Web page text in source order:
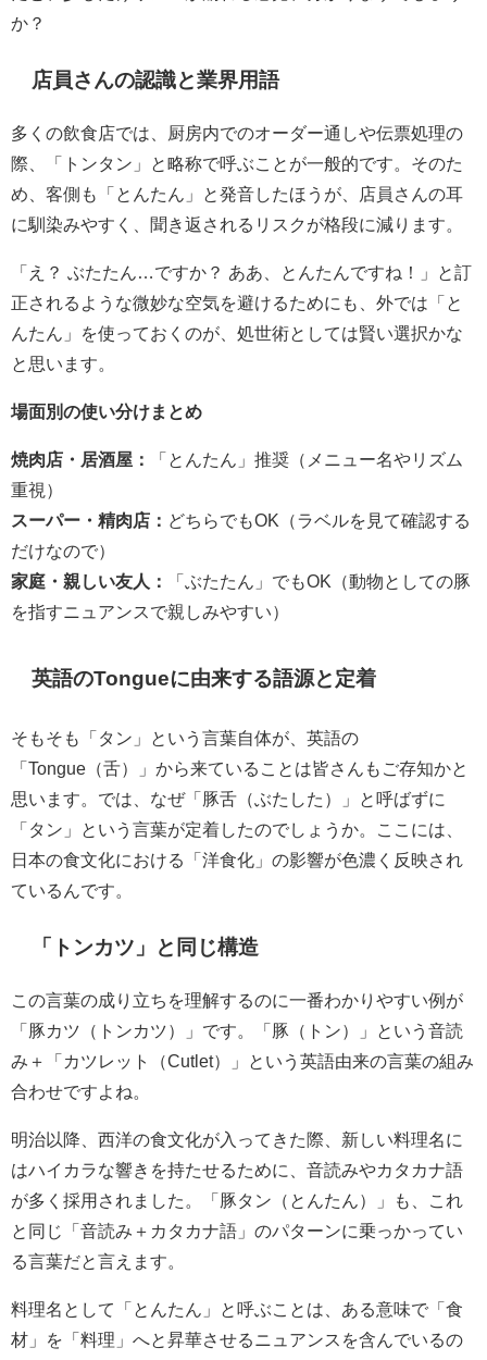
か？
店員さんの認識と業界用語
多くの飲食店では、厨房内でのオーダー通しや伝票処理の
際、「トンタン」と略称で呼ぶことが一般的です。そのた
め、客側も「とんたん」と発音したほうが、店員さんの耳
に馴染みやすく、聞き返されるリスクが格段に減ります。
「え？ ぶたたん…ですか？ ああ、とんたんですね！」と訂
正されるような微妙な空気を避けるためにも、外では「と
んたん」を使っておくのが、処世術としては賢い選択かな
と思います。
場面別の使い分けまとめ
焼肉店・居酒屋：
「とんたん」推奨（メニュー名やリズム
重視）
スーパー・精肉店： どちらでもOK（ラベルを見て確認する
だけなので）
家庭・親しい友人：
「ぶたたん」でもOK（動物としての豚
を指すニュアンスで親しみやすい）
英語のTongueに由来する語源と定着
そもそも「タン」という言葉自体が、英語の
「Tongue（舌）」から来ていることは皆さんもご存知かと
思います。では、なぜ「豚舌（ぶたした）」と呼ばずに
「タン」という言葉が定着したのでしょうか。ここには、
日本の食文化における「洋食化」の影響が色濃く反映され
ているんです。
「トンカツ」と同じ構造
この言葉の成り立ちを理解するのに一番わかりやすい例が
「豚カツ（トンカツ）」です。「豚（トン）」という音読
み＋「カツレット（Cutlet）」という英語由来の言葉の組み
合わせですよね。
明治以降、西洋の食文化が入ってきた際、新しい料理名に
はハイカラな響きを持たせるために、音読みやカタカナ語
が多く採用されました。「豚タン（とんたん）」も、これ
と同じ「音読み＋カタカナ語」のパターンに乗っかってい
る言葉だと言えます。
料理名として「とんたん」と呼ぶことは、ある意味で「食
材」を「料理」へと昇華させるニュアンスを含んでいるの